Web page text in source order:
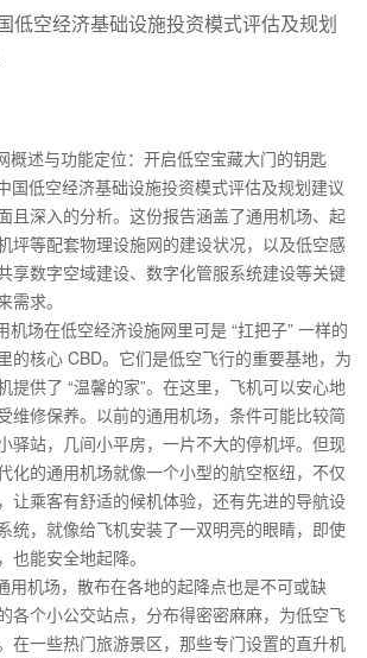
低空经济基础设施投资模式评估及规划
低空经济基础设施投资模式评估及规划建议
且深入的分析。这份报告涵盖了通用机场、起
坪等配套物理设施网的建设状况，以及低空感
享数字空域建设、数字化管服系统建设等关键
需求。
场在低空经济设施网里可是 “扛把子” 一样的
的核心 CBD。它们是低空飞行的重要基地，为
提供了 “温馨的家”。在这里，飞机可以安心地
维修保养。以前的通用机场，条件可能比较简
驿站，几间小平房，一片不大的停机坪。但现
化的通用机场就像一个小型的航空枢纽，不仅
让乘客有舒适的候机体验，还有先进的导航设
统，就像给飞机安装了一双明亮的眼睛，即使
也能安全地起降。
机场，散布在各地的起降点也是不可或缺
各个小公交站点，分布得密密麻麻，为低空飞
在一些热门旅游景区，那些专门设置的直升机